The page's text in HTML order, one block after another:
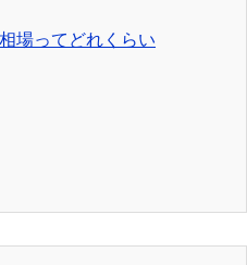
場ってどれくらい